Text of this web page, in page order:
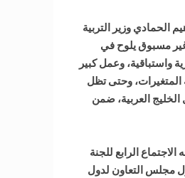
الحمادي وزير التربية
غير مسبوق يلوح في
واستباقية، وعمل كبير
المتغيرات، وحتى تظل
العربية، ضمن
الرابع للجنة
مجلس التعاون لدول